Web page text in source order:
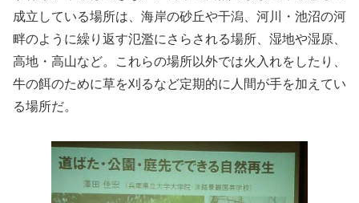
成立している場所は、海岸の砂丘や干潟、河川・池沼の河
畔のように繰り返す氾濫にさらされる場所、湿地や湿原、
高地・高山など。これらの場所以外では火入れをしたり、
牛の餌のために草を刈るなど定期的に人間が手を加えてい
る場所だ。